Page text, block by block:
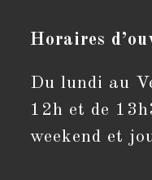
Horaires
Du lundi au
12h et de
weekend et